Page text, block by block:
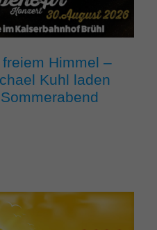
Himmel –
Kuhl laden